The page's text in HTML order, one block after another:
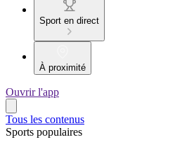
Sport en direct
À proximité
Ouvrir l'app
Tous les contenus
Sports populaires